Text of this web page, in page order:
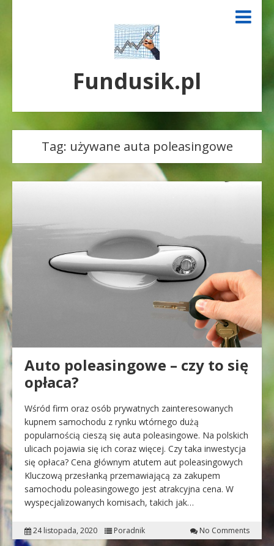
Fundusik.pl
Tag: używane auta poleasingowe
Auto poleasingowe – czy to się
opłaca?
Wśród firm oraz osób prywatnych zainteresowanych
kupnem samochodu z rynku wtórnego dużą
popularnością cieszą się auta poleasingowe. Na polskich
ulicach pojawia się ich coraz więcej. Czy taka inwestycja
się opłaca? Cena głównym atutem aut poleasingowych
Kluczową przesłanką przemawiającą za zakupem
samochodu poleasingowego jest atrakcyjna cena. W
wyspecjalizowanych komisach, takich jak…
24 listopada, 2020 Poradnik No Comments